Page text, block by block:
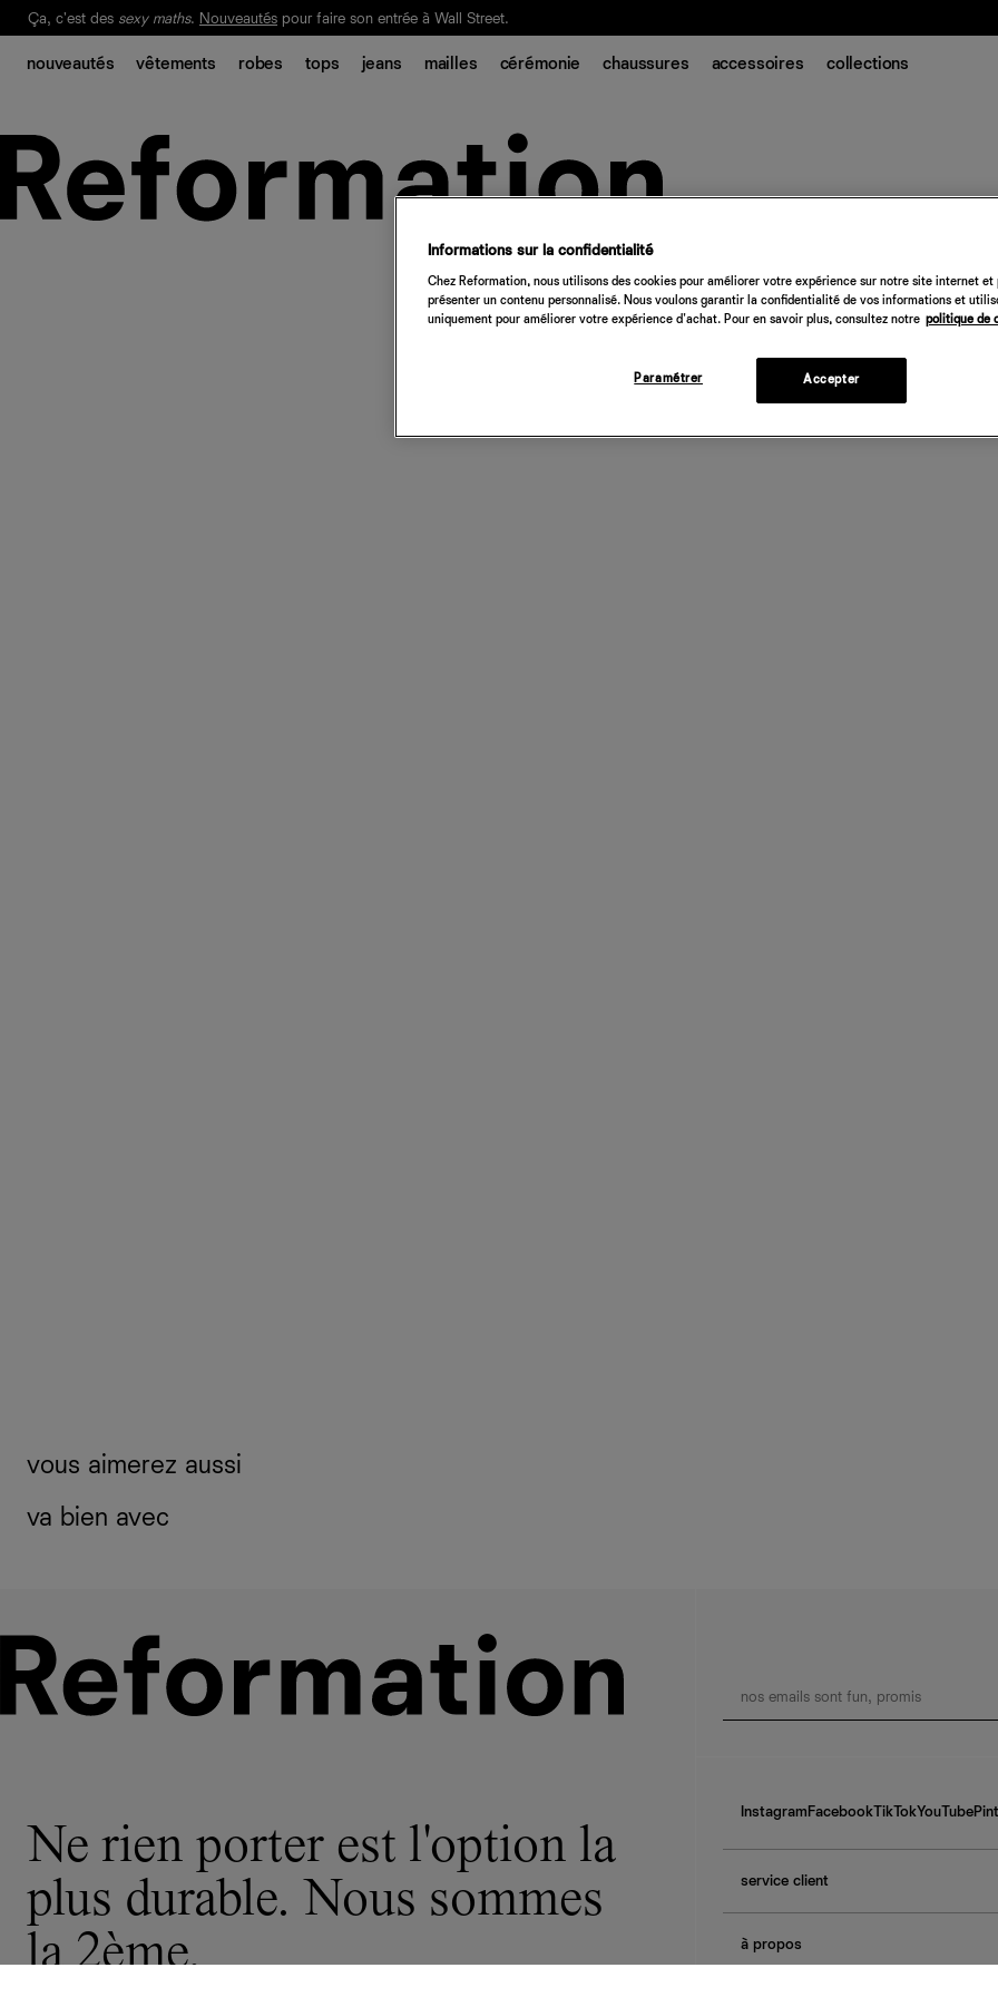
Notre Bilan Responsable 2025 est ici. Lisez-le
Ça, c'est des sexy maths. Nouveautés pour faire son entrée à Wall Street.
nouveautés vêtements robes tops jeans mailles cérémonie chaussures accessoires collections
vous aimerez aussi
va bien avec
Ne rien porter est l'option la
plus durable. Nous sommes
la 2ème.
Instagram FacebookTikTokYouTube
service client
contactez-nous
à propos
Informations sur la confidentialité
Chez Reformation, nous utilisons des cookies pour améliorer votre expérience sur notre site internet et
présenter un contenu personnalisé. Nous voulons garantir la confidentialité de vos informations et
uniquement pour améliorer votre expérience d'achat. Pour en savoir plus, consultez notre politique de
Paramétrer Accepter